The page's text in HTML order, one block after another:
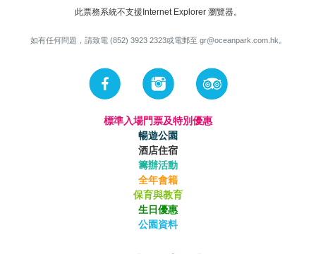
此票務系統不支援Internet Explorer 瀏覽器。
如有任何問題，請致電 (852) 3923 2323或電郵至 gr@oceanpark.com.hk
標準入場門票及特別優惠
暢遊公園
酒店住宿
籌辦活動
全年會籍
保育與教育
生日優惠
公園資料